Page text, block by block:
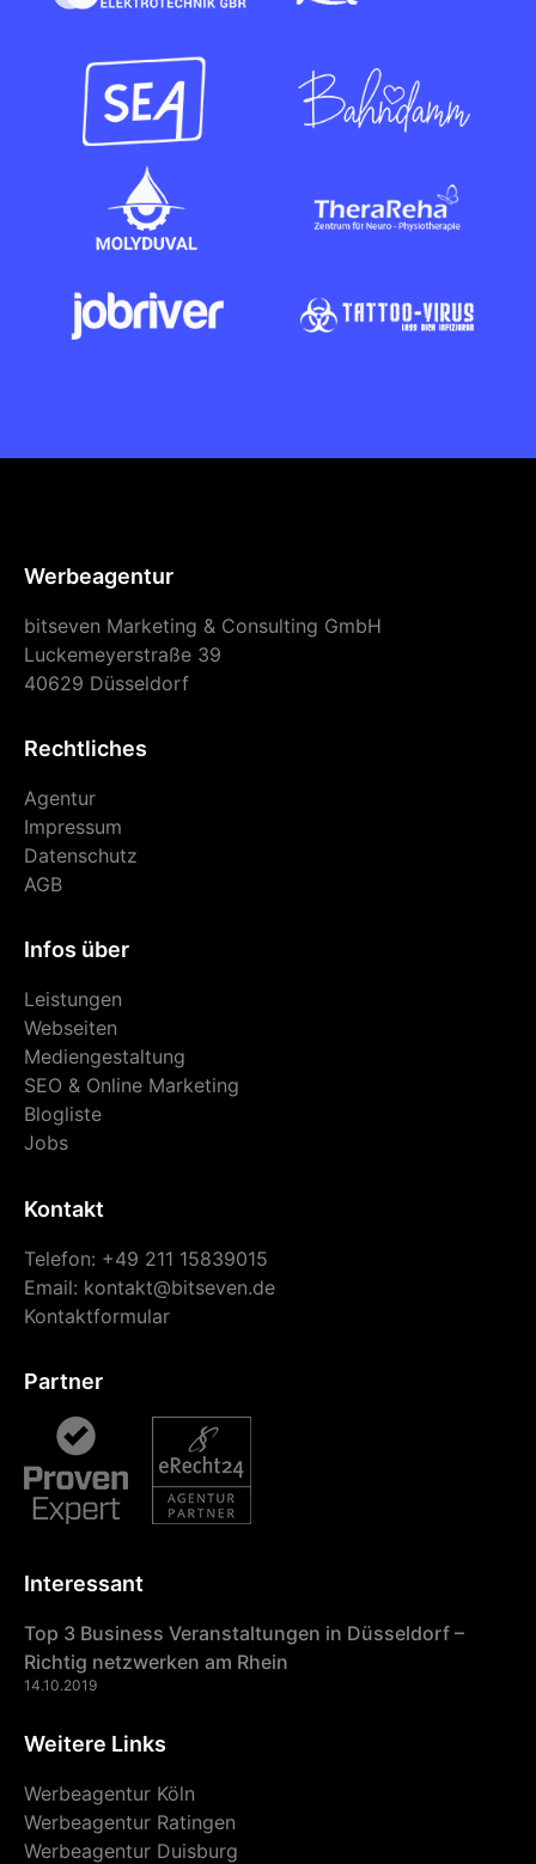
Werbeagentur
bitseven Marketing & Consulting GmbH
Luckemeyerstraße 39
40629 Düsseldorf
Rechtliches
Agentur
Impressum
Datenschutz
AGB
Infos über
Leistungen
Webseiten
Mediengestaltung
SEO & Online Marketing
Blogliste
Jobs
Kontakt
Telefon: +49 211 15839015
Email: kontakt@bitseven.de
Kontaktformular
Partner
Interessant
Top 3 Business Veranstaltungen in Düsseldorf –
Richtig netzwerken am Rhein
14.10.2019
Weitere Links
Werbeagentur Köln
Werbeagentur Ratingen
Werbeagentur Duisburg